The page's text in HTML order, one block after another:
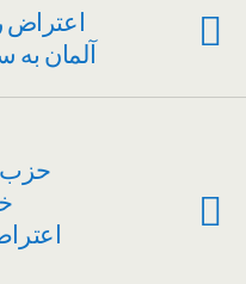
آلمان
حزب